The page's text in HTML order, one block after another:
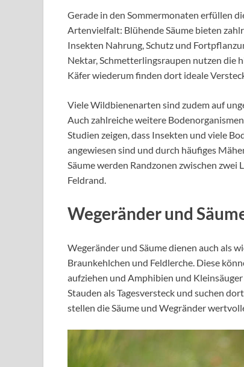
Gerade in den Sommermonaten erfüllen
Artenvielfalt: Blühende Säume bieten
Insekten Nahrung, Schutz und
Nektar, Schmetterlingsraupen nutzen die
Käfer wiederum finden dort ideale
Viele Wildbienenarten sind zudem auf
Auch zahlreiche weitere
Studien zeigen, dass Insekten und viele
angewiesen sind und durch häufiges
Säume werden Randzonen zwischen zwei
Feldrand.
Wegeränder und
Wegeränder und Säume dienen auch als
Braunkehlchen und Feldlerche. Diese
aufziehen und Amphibien und
Stauden als Tagesversteck und suchen
stellen die Säume und Wegränder